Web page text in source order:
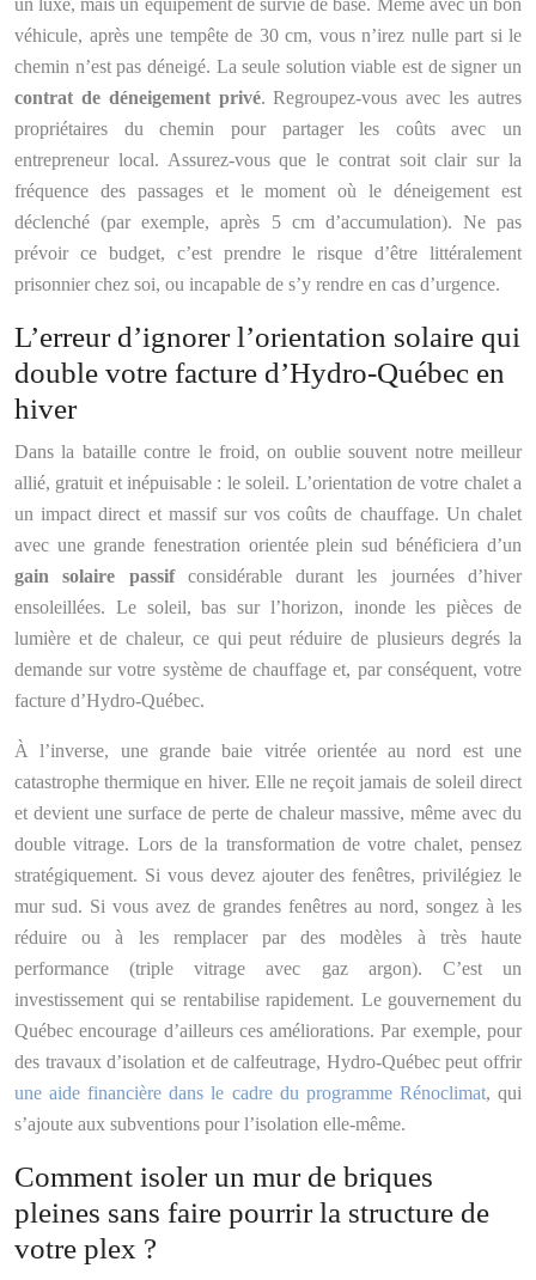
un luxe, mais un équipement de survie de base. Même avec un bon
véhicule, après une tempête de 30 cm, vous n’irez nulle part si le
chemin n’est pas déneigé. La seule solution viable est de signer un
contrat de déneigement privé. Regroupez-vous avec les autres
propriétaires du chemin pour partager les coûts avec un
entrepreneur local. Assurez-vous que le contrat soit clair sur la
fréquence des passages et le moment où le déneigement est
déclenché (par exemple, après 5 cm d’accumulation). Ne pas
prévoir ce budget, c’est prendre le risque d’être littéralement
prisonnier chez soi, ou incapable de s’y rendre en cas d’urgence.
L’erreur d’ignorer l’orientation solaire qui
double votre facture d’Hydro-Québec en
hiver
Dans la bataille contre le froid, on oublie souvent notre meilleur
allié, gratuit et inépuisable : le soleil. L’orientation de votre chalet a
un impact direct et massif sur vos coûts de chauffage. Un chalet
avec une grande fenestration orientée plein sud bénéficiera d’un
gain solaire passifconsidérable durant les journées d’hiver
ensoleillées. Le soleil, bas sur l’horizon, inonde les pièces de
lumière et de chaleur, ce qui peut réduire de plusieurs degrés la
demande sur votre système de chauffage et, par conséquent, votre
facture d’Hydro-Québec.
À l’inverse, une grande baie vitrée orientée au nord est une
catastrophe thermique en hiver. Elle ne reçoit jamais de soleil direct
et devient une surface de perte de chaleur massive, même avec du
double vitrage. Lors de la transformation de votre chalet, pensez
stratégiquement. Si vous devez ajouter des fenêtres, privilégiez le
mur sud. Si vous avez de grandes fenêtres au nord, songez à les
réduire ou à les remplacer par des modèles à très haute
performance (triple vitrage avec gaz argon). C’est un
investissement qui se rentabilise rapidement. Le gouvernement du
Québec encourage d’ailleurs ces améliorations. Par exemple, pour
des travaux d’isolation et de calfeutrage, Hydro-Québec peut offrir
une aide financière dans le cadre du programme Rénoclimat, qui
s’ajoute aux subventions pour l’isolation elle-même.
Comment isoler un mur de briques
pleines sans faire pourrir la structure de
votre plex ?